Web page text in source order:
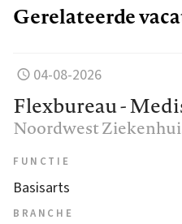
Gerelateerde
04-08-2026
Flexbureau -
Noordwest
FUNCTIE
Basisarts
BRANCHE